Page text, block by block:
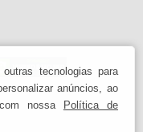
tecnologias para
anúncios, ao
nossa Política de